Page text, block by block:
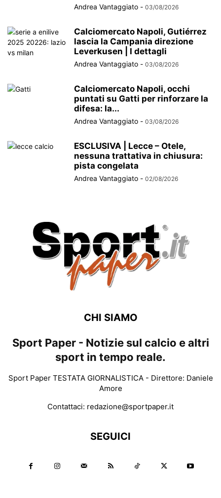
Andrea Vantaggiato - 03/08/2026
Calciomercato Napoli, Gutiérrez
lascia la Campania direzione
Leverkusen | I dettagli
Andrea Vantaggiato - 03/08/2026
Calciomercato Napoli, occhi
puntati su Gatti per rinforzare la
difesa: la...
Andrea Vantaggiato - 03/08/2026
ESCLUSIVA | Lecce – Otele,
nessuna trattativa in chiusura:
pista congelata
Andrea Vantaggiato - 02/08/2026
CHI SIAMO
Sport Paper - Notizie sul calcio e altri
sport in tempo reale.
Sport Paper TESTATA GIORNALISTICA - Direttore: Daniele
Amore
Contattaci: redazione@sportpaper.it
SEGUICI